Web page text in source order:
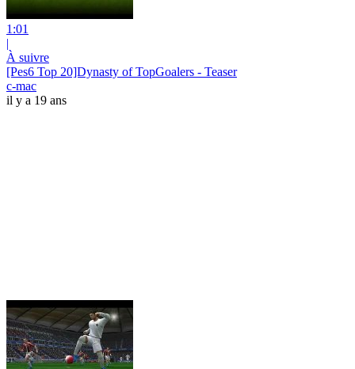
1:01
|
À suivre
[Pes6 Top 20]Dynasty of TopGoalers - Teaser
c-mac
il y a 19 ans